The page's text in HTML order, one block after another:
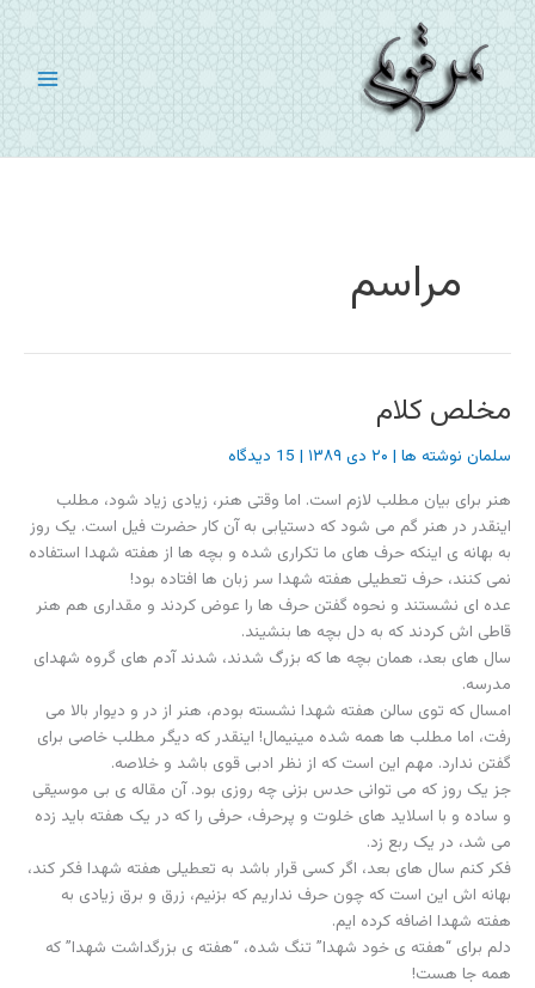
پرش
به
محتوا
مراسم
مخلص کلام
سلمان نوشته ها | ۲۰ دی ۱۳۸۹ | 15 دیدگاه
هنر برای بیان مطلب لازم است. اما وقتی هنر، زیادی زیاد شود، مطلب
اینقدر در هنر گم می شود که دستیابی به آن کار حضرت فیل است. یک روز
به بهانه ی اینکه حرف های ما تکراری شده و بچه ها از هفته شهدا استفاده
نمی کنند، حرف تعطیلی هفته شهدا سر زبان ها افتاده بود!
عده ای نشستند و نحوه گفتن حرف ها را عوض کردند و مقداری هم هنر
قاطی اش کردند که به دل بچه ها بنشیند.
سال های بعد، همان بچه ها که بزرگ شدند، شدند آدم های گروه شهدای
مدرسه.
امسال که توی سالن هفته شهدا نشسته بودم، هنر از در و دیوار بالا می
رفت، اما مطلب ها همه شده مینیمال! اینقدر که دیگر مطلب خاصی برای
گفتن ندارد. مهم این است که از نظر ادبی قوی باشد و خلاصه.
جز یک روز که می توانی حدس بزنی چه روزی بود. آن مقاله ی بی موسیقی
و ساده و با اسلاید های خلوت و پرحرف، حرفی را که در یک هفته باید زده
می شد، در یک ربع زد.
فکر کنم سال های بعد، اگر کسی قرار باشد به تعطیلی هفته شهدا فکر کند،
بهانه اش این است که چون حرف نداریم که بزنیم، زرق و برق زیادی به
هفته شهدا اضافه کرده ایم.
دلم برای “هفته ی خود شهدا” تنگ شده، “هفته ی بزرگداشت شهدا” که
همه جا هست!